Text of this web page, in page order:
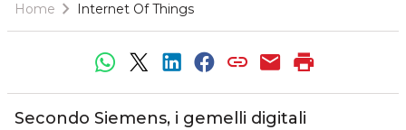
Home Internet Of Things
Secondo Siemens, i gemelli digitali